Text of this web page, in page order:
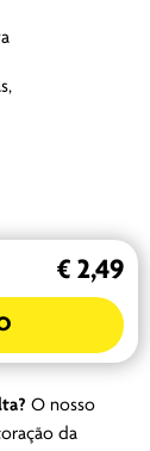
€ 2,49
O nosso
da